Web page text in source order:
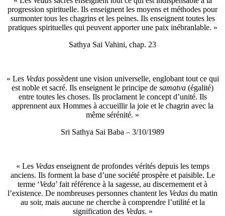
progression spirituelle. Ils enseignent les moyens et méthodes pour
surmonter tous les chagrins et les peines. Ils enseignent toutes les
pratiques spirituelles qui peuvent apporter une paix inébranlable. »
Sathya Sai Vahini, chap. 23
« Les Vedaspossèdent une vision universelle, englobant tout ce qui
est noble et sacré. Ils enseignent le principe de samatva (égalité)
entre toutes les choses. Ils proclament le concept d’unité. Ils
apprennent aux Hommes à accueillir la joie et le chagrin avec la
même sérénité. »
Sri Sathya Sai Baba – 3/10/1989
« Les Vedasenseignent de profondes vérités depuis les temps
anciens. Ils forment la base d’une société prospère et paisible. Le
terme ‘Veda’ fait référence à la sagesse, au discernement et à
l’existence. De nombreuses personnes chantent les Vedas du matin
au soir, mais aucune ne cherche à comprendre l’utilité et la
signification des Vedas. »